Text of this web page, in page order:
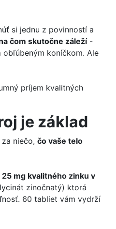
si jednu z povinností a
čom skutočne záleží-
obľúbeným koníčkom. Ale
príjem kvalitných
je základ
niečo, čo vaše telo
25 mg kvalitného zinku v
zinočnatý) ktorá
60 tabliet vám vydrží